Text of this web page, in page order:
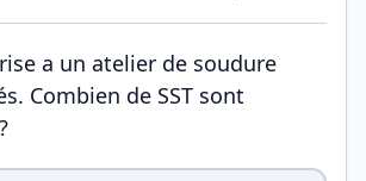
a un atelier de soudure
Combien de SST sont